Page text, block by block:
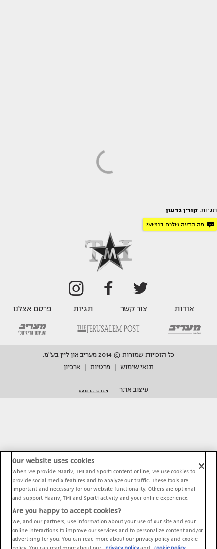
תגיות: קורין גדעון
מה הדעה שלכם בנושא?
אודות צור קשר תגיות פרסם אצלנו
כל הזכויות שמורות © 2014 מעריב און ליין בע"מ.
תנאי שימוש
פרטיות ארכיון
עיצוב אתר
Our website uses cookies
When we provide Maariv, TMI and Sport1 content online, we use cookies to
provide social media features and to analyze our traffic. These tools are
important and necessary for our website functionality. Others are optional
and support Maariv, TMI and Sport1 activity and your online experience.
Are you happy to accept cookies?
We, and our partners, use information about your use of our site and your
online interactions to improve our services and to personalize content and/or
advertising for you. You can read more about our privacy policy and cookie
policy. You can read more about our
privacy policy and cookie policy